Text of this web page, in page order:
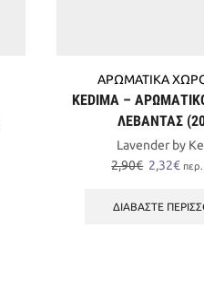
ΑΡΩΜΑΤΙΚΑ
KEDIMA –
ΛΕΒΑΝΤΑΣ
Lavender by
2,90€ Original
was:
2,32€Η
τιμή
ΔΙΑΒΆΣΤΕ